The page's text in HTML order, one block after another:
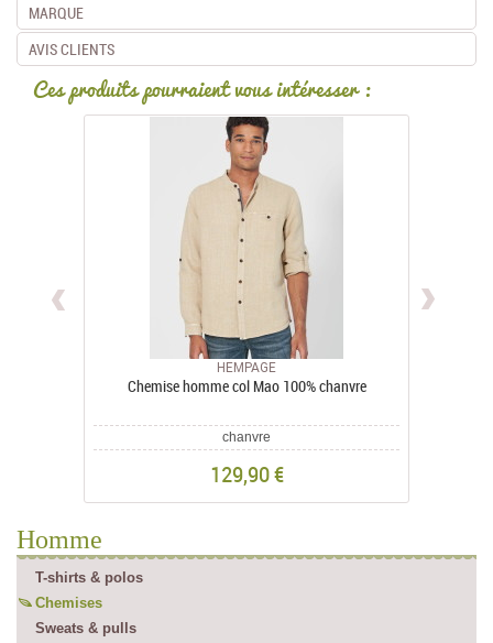
MARQUE
AVIS CLIENTS
Ces produits pourraient vous intéresser :
HEMPAGE
Chemise homme col Mao 100% chanvre
chanvre
129,90 €
Homme
T-shirts & polos
Chemises
Sweats & pulls